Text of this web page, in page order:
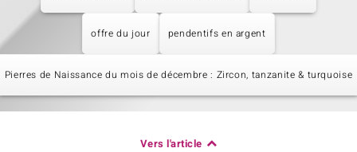
offre du jour pendentifs en argent
Pierres de Naissance du mois de décembre : Zircon, tanzanite & turquoise
Vers l'article